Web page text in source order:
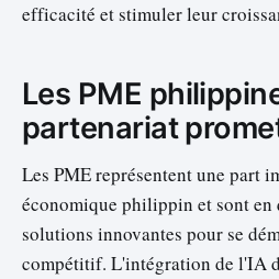
efficacité et stimuler leur
Les PME
partenariat
Les PME représentent une part
économique philippin et sont en
solutions innovantes pour se
compétitif. L'intégration de l'IA